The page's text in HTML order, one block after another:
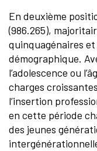
En deuxième
(986.265),
quinquagénaires
démographique.
l’adolescence ou
charges
l’insertion
en cette période
des jeunes